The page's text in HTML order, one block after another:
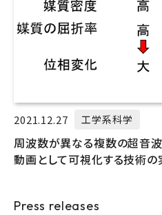
2021.12.27 工学系科学
周波数が異なる複数の超音
動画として可視化する技術
Press releases